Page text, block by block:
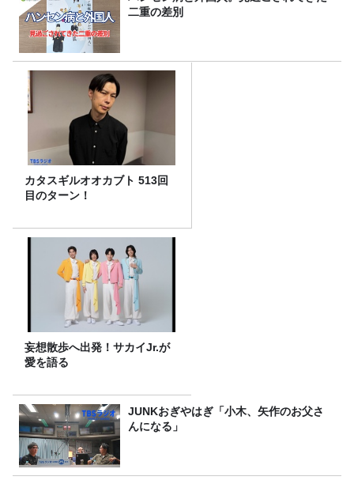
二重の差別
カタスギルオオカブト 513回
目のターン！
妄想散歩へ出発！サカイJr.が
愛を語る
JUNKおぎやはぎ「小木、矢作のお父さ
んになる」